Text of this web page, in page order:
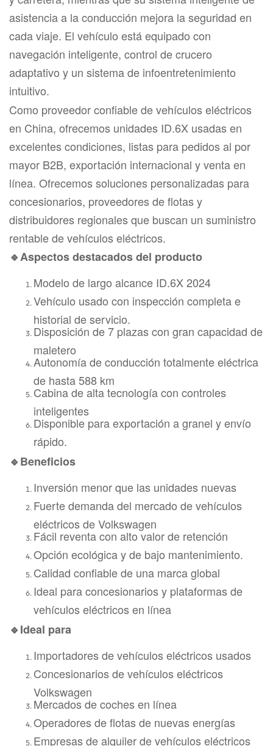
asistencia a la conducción mejora la seguridad en
cada viaje. El vehículo está equipado con
navegación inteligente, control de crucero
adaptativo y un sistema de infoentretenimiento
intuitivo.
Como proveedor confiable de vehículos eléctricos
en China, ofrecemos unidades ID.6X usadas en
excelentes condiciones, listas para pedidos al por
mayor B2B, exportación internacional y venta en
línea. Ofrecemos soluciones personalizadas para
concesionarios, proveedores de flotas y
distribuidores regionales que buscan un suministro
rentable de vehículos eléctricos.
🔹Aspectos destacados del producto
Modelo de largo alcance ID.6X 2024
Vehículo usado con inspección completa e
historial de servicio.
Disposición de 7 plazas con gran capacidad de
maletero
Autonomía de conducción totalmente eléctrica
de hasta 588 km
Cabina de alta tecnología con controles
inteligentes
Disponible para exportación a granel y envío
rápido.
🔹Beneficios
Inversión menor que las unidades nuevas
Fuerte demanda del mercado de vehículos
eléctricos de Volkswagen
Fácil reventa con alto valor de retención
Opción ecológica y de bajo mantenimiento.
Calidad confiable de una marca global
Ideal para concesionarios y plataformas de
vehículos eléctricos en línea
🔹Ideal para
Importadores de vehículos eléctricos usados
Concesionarios de vehículos eléctricos
Volkswagen
Mercados de coches en línea
Operadores de flotas de nuevas energías
Empresas de alquiler de vehículos eléctricos